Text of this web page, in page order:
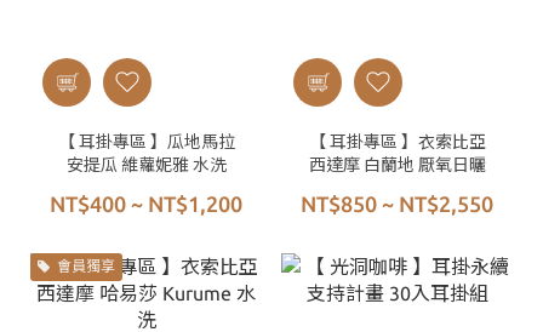
【 耳掛專區 】瓜地馬拉
安提瓜 維蘿妮雅 水洗
NT$400 ~ NT$1,200
【 耳掛專區 】衣索比亞
西達摩 白蘭地 厭氧日曬
NT$850 ~ NT$2,550
會員獨享